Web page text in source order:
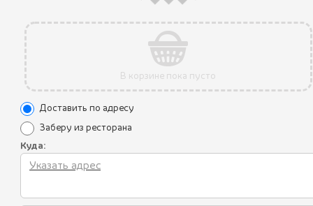
Все блюда
Пикник по-грузински
В корзине пока пусто
Доставить по адресу
Заберу из ресторана
Куда:
Уникальные преимущества
Условия использования